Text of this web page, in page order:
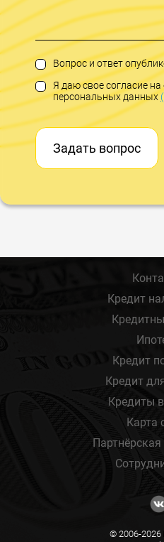
Вопрос и ответ
Я даю свое согласие
персональных данных
Задать вопрос
Кредит
Кредит
Кредит
Кредиты
Карта
© 2006-2026